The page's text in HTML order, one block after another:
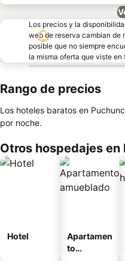
Los precios y la
web de reserva cambian de
posible que no siempre
la misma oferta que viste en
Rango de precios
Los hoteles baratos en
por noche.
Otros hospedajes en
Hotel
Apartamen
to